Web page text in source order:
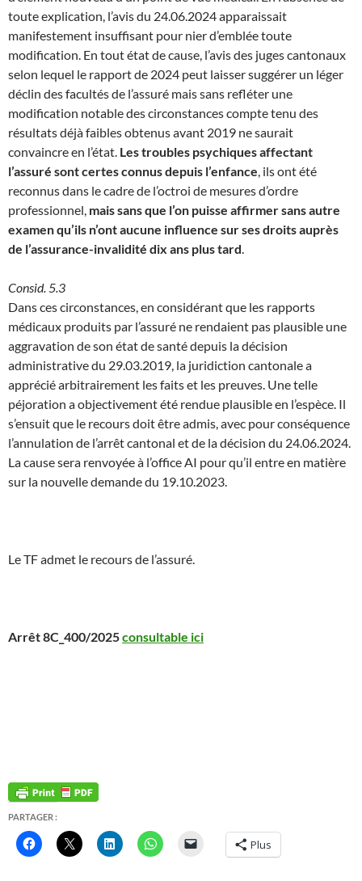
toute explication, l’avis du 24.06.2024 apparaissait
manifestement insuffisant pour nier d’emblée toute
modification. En tout état de cause, l’avis des juges cantonaux
selon lequel le rapport de 2024 peut laisser suggérer un léger
déclin des facultés de l’assuré mais sans refléter une
modification notable des circonstances compte tenu des
résultats déjà faibles obtenus avant 2019 ne saurait
convaincre en l’état. Les troubles psychiques affectant
l’assuré sont certes connus depuis l’enfance , ils ont été
reconnus dans le cadre de l’octroi de mesures d’ordre
professionnel, mais sans que l’on puisse affirmer sans autre
examen qu’ils n’ont aucune influence sur ses droits auprès
de l’assurance-invalidité dix ans plus tard
Consid. 5.3
Dans ces circonstances, en considérant que les rapports
médicaux produits par l’assuré ne rendaient pas plausible une
aggravation de son état de santé depuis la décision
administrative du 29.03.2019, la juridiction cantonale a
apprécié arbitrairement les faits et les preuves. Une telle
péjoration a objectivement été rendue plausible en l’espèce. Il
s’ensuit que le recours doit être admis, avec pour conséquence
l’annulation de l’arrêt cantonal et de la décision du 24.06.2024.
La cause sera renvoyée à l’office AI pour qu’il entre en matière
sur la nouvelle demande du 19.10.2023.
Le TF admet le recours de l’assuré.
Arrêt 8C_400/2025consultable ici
PARTAGER :
Plus